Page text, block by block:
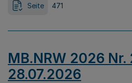
Seite 471
MB.NRW 2026 Nr.
28.07.2026